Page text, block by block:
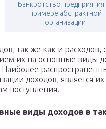
Банкротство предприятия
примере абстрактной
организации
так же как и расходов,
их на основные виды
Наиболее
доходов, является
поступления.
виды доходов в